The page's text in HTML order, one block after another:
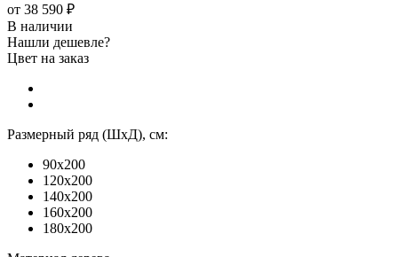
от 38 590 ₽
В наличии
Нашли дешевле?
Цвет на заказ
Размерный ряд (ШхД), см:
90x200
120x200
140x200
160x200
180x200